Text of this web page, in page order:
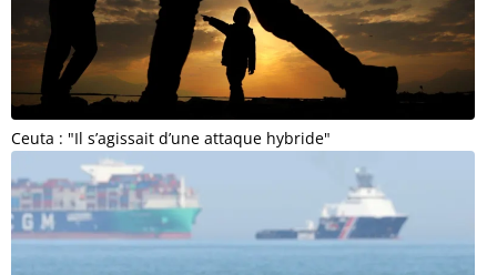
Ceuta : "Il s’agissait d’une attaque hybride"